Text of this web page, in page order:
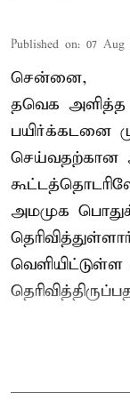
Published on: 07 Aug
சென்னை,
தவெக அளித்த
பயிர்க்கடனை
செய்வதற்கான
அமமுக